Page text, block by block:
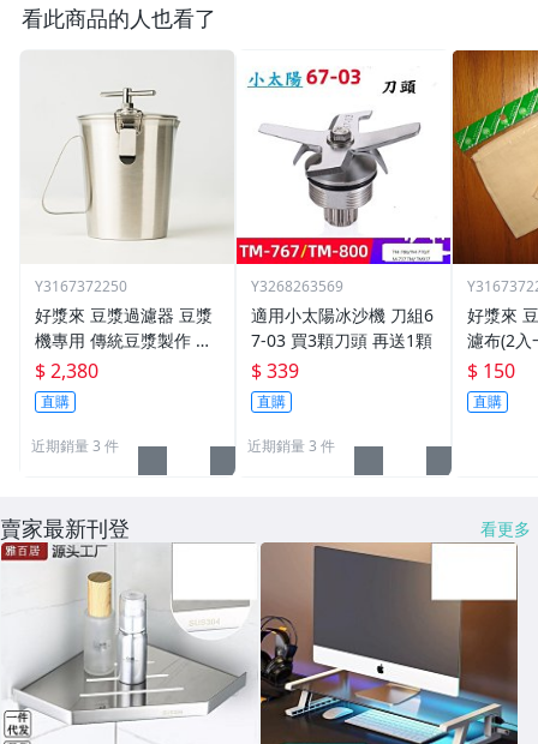
看此商品的人也看了
Y3167372250
好漿來 豆漿過濾器 豆漿
機專用 傳統豆漿製作 烘
焙等皆適宜 (內附3個濾
布)
$ 2,380
直購
近期銷量 3 件
Y3268263569
適用小太陽冰沙機 刀組6
7-03 買3顆刀頭 再送1顆
$ 339
直購
近期銷量 3 件
好漿來
濾布(2入
$ 150
直購
賣家最新刊登 看更多